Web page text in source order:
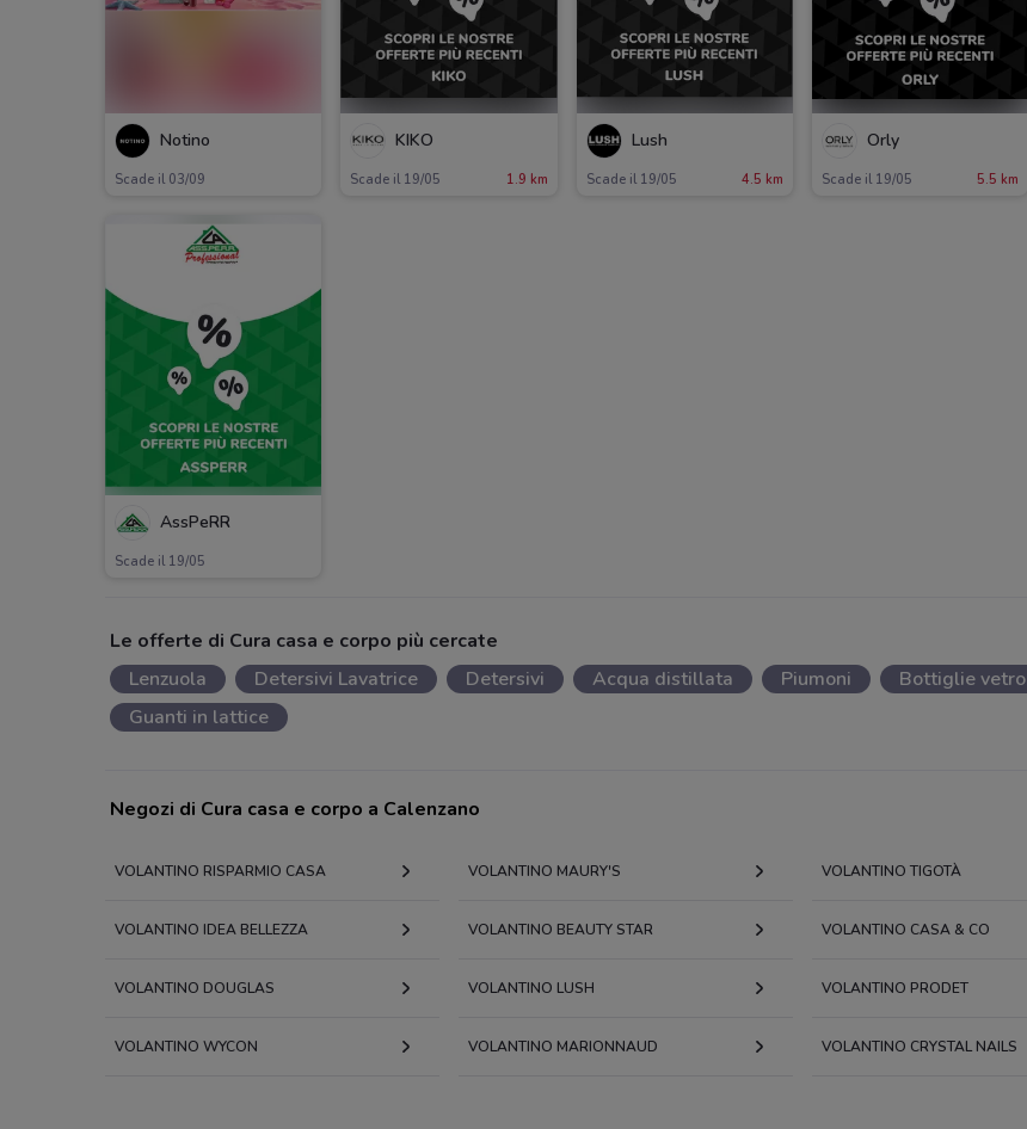
Notino
Scade il 03/09
KIKO
Scade il 19/05 1.9 km
Lush
Scade il 19/05 4.5 km
Orly
Scade il 19/05 5.5 km
AssPeRR
Scade il 19/05
Le offerte di Cura casa e corpo più cercate
Lenzuola
Detersivi Lavatrice Detersivi Acqua distillata Piumoni Bottiglie vetro
Guanti in lattice
Negozi di Cura casa e corpo a Calenzano
VOLANTINO RISPARMIO CASA VOLANTINO MAURY'S VOLANTINO TIGOTÀ
VOLANTINO IDEA BELLEZZA VOLANTINO BEAUTY STAR VOLANTINO CASA & CO
VOLANTINO DOUGLAS VOLANTINO LUSH VOLANTINO PRODET
VOLANTINO WYCON VOLANTINO MARIONNAUD VOLANTINO CRYSTAL NAILS